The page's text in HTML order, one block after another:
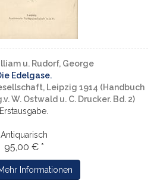
u. Rudorf, George
Edelgase.
Leipzig 1914 (Handbuch
W. Ostwald u. C. Drucker. Bd. 2)
Erstausgabe.
Antiquarisch
95,00 € *
Informationen